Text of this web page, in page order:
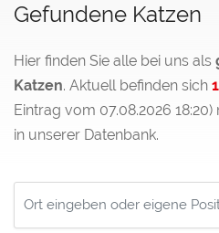
Gefundene Katzen
Hier finden Sie alle bei uns als
Katzen. Aktuell befinden sich
Eintrag vom 07.08.2026 18:20)
in unserer Datenbank.